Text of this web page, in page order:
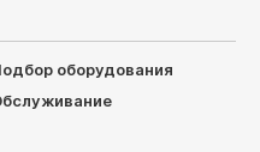
оборудования